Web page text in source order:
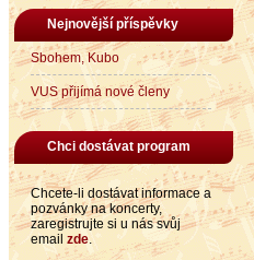
Nejnovější příspěvky
Sbohem, Kubo
VUS přijímá nové členy
Chci dostávat program
Chcete-li dostávat informace a
pozvánky na koncerty,
zaregistrujte si u nás svůj
email zde.